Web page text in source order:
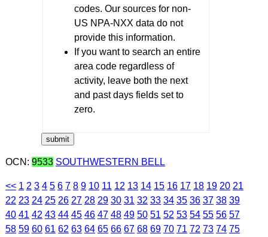
codes. Our sources for non-
US NPA-NXX data do not
provide this information.
If you want to search an entire
area code regardless of
activity, leave both the next
and past days fields set to
zero.
OCN: 9533 SOUTHWESTERN BELL
<< 1 2 3 4 5 6 7 8 9 10 11 12 13 14 15 16 17 18 19 20 21
22 23 24 25 26 27 28 29 30 31 32 33 34 35 36 37 38 39
40 41 42 43 44 45 46 47 48 49 50 51 52 53 54 55 56 57
58 59 60 61 62 63 64 65 66 67 68 69 70 71 72 73 74 75